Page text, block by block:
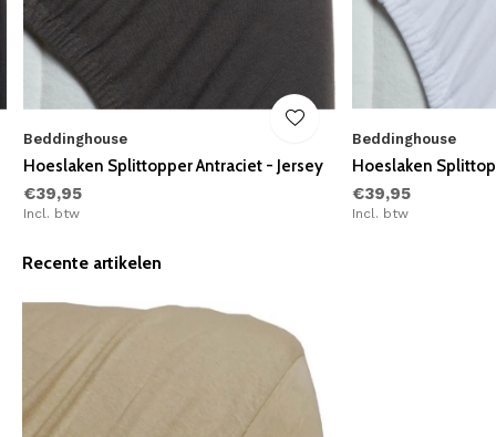
Beddinghouse
Hoeslaken Splittopper Antraciet - Jersey
€39,95
Incl. btw
Beddinghouse
Hoeslaken
€39,95
Incl. btw
Recente artikelen